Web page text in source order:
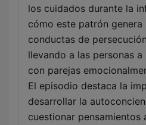
los cuidados durante la
cómo este patrón
conductas de
llevando a las personas
con parejas
El episodio destaca la
desarrollar la
cuestionar pensamientos